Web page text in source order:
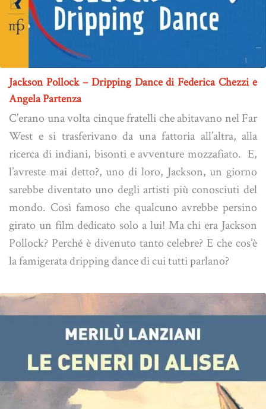
Jackson Pollock – Dripping Dance di Federica Chezzi e
Angela Partenza
C’erano una volta cinque fratelli che abitavano nel Far
West e si trasferivano da una fattoria all’altra, alla
ricerca di indiani, bisonti e avventure mozzafiato. E,
l’avreste mai detto?, uno di loro, Jackson, un giorno
sarebbe diventato uno degli artisti più conosciuti del
mondo. Così famoso che qualcuno avrebbe persino
girato un film dedicato solo a lui! Ma chi era Jackson
Pollock? Perché è divenuto tanto celebre? E che cos’è
la famigerata dripping dance di cui tutti parlano?